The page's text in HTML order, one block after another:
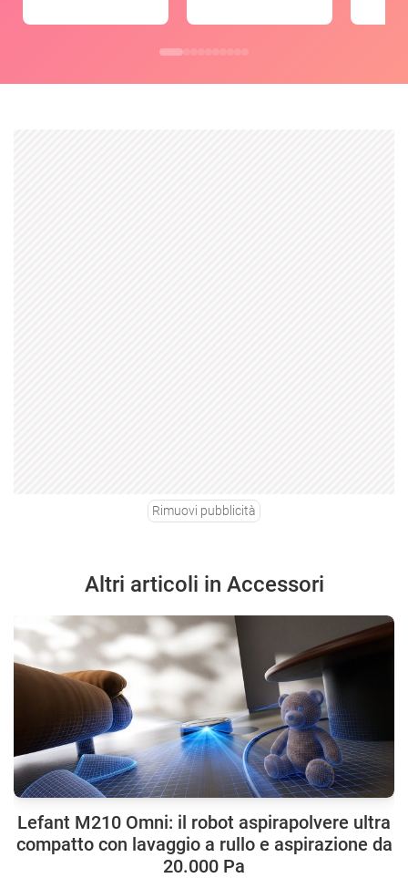
Rimuovi pubblicità
Altri articoli in Accessori
Lefant M210 Omni: il robot aspirapolvere ultra
compatto con lavaggio a rullo e aspirazione da
20.000 Pa